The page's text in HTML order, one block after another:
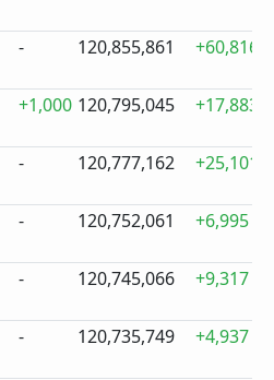
- 120,855,861 +60,816
+1,000 120,795,045 +17,883
- 120,777,162 +25,101
- 120,752,061 +6,995
- 120,745,066 +9,317
- 120,735,749 +4,937